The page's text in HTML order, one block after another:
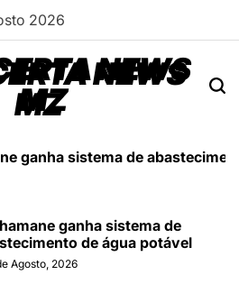
2026
NEWS
MZ
ganha sistema de
ganha sistema de
de água potável
Agosto, 2026